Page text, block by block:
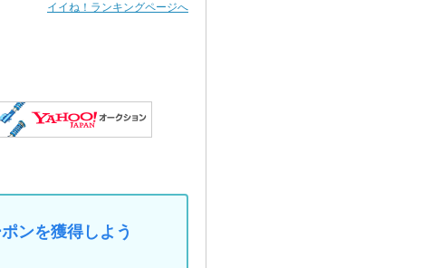
イイね！ランキングページへ
ンを獲得しよう